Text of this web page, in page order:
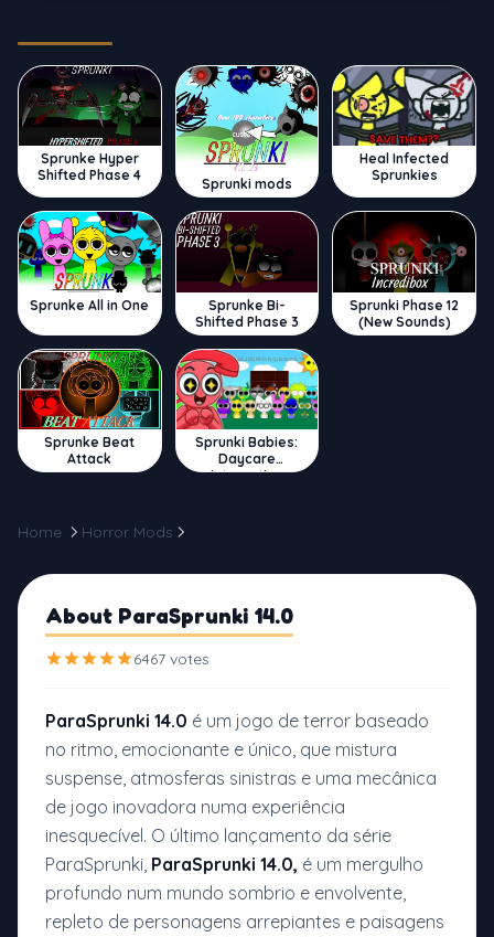
Sprunke Hyper
Shifted Phase 4
Sprunki mods
Heal Infected
Sprunkies
Sprunke All in One
Sprunke Bi-
Shifted Phase 3
Sprunki Phase 12
(New Sounds)
Sprunke Beat
Attack
Sprunki Babies:
Daycare
Interactive
Home Horror Mods
About ParaSprunki 14.0
6467 votes
ParaSprunki 14.0 é um jogo de terror baseado
no ritmo, emocionante e único, que mistura
suspense, atmosferas sinistras e uma mecânica
de jogo inovadora numa experiência
inesquecível. O último lançamento da série
ParaSprunki, ParaSprunki 14.0, é um mergulho
profundo num mundo sombrio e envolvente,
repleto de personagens arrepiantes e paisagens